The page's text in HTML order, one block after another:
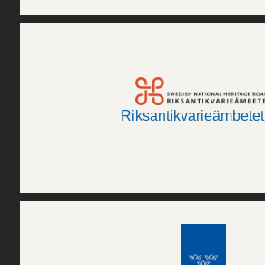
Riksantikvarieämbetet